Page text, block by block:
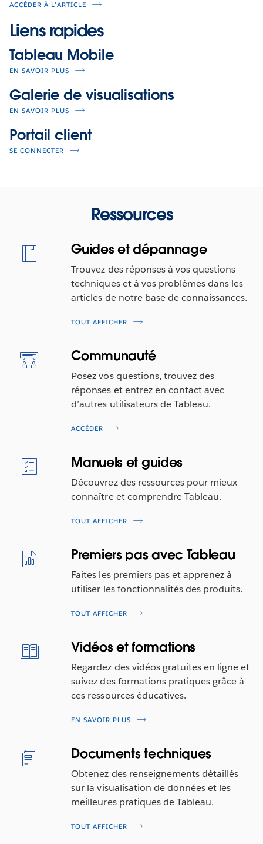
ACCÉDER À L’ARTICLE
Liens rapides
Tableau Mobile
EN SAVOIR PLUS
Galerie de visualisations
EN SAVOIR PLUS
Portail client
SE CONNECTER
Ressources
Guides et dépannage
Trouvez des réponses à vos questions
techniques et à vos problèmes dans les
articles de notre base de connaissances.
TOUT AFFICHER
Communauté
Posez vos questions, trouvez des
réponses et entrez en contact avec
d’autres utilisateurs de Tableau.
ACCÉDER
Manuels et guides
Découvrez des ressources pour mieux
connaître et comprendre Tableau.
TOUT AFFICHER
Premiers pas avec Tableau
Faites les premiers pas et apprenez à
utiliser les fonctionnalités des produits.
TOUT AFFICHER
Vidéos et formations
Regardez des vidéos gratuites en ligne et
suivez des formations pratiques grâce à
ces ressources éducatives.
EN SAVOIR PLUS
Documents techniques
Obtenez des renseignements détaillés
sur la visualisation de données et les
meilleures pratiques de Tableau.
TOUT AFFICHER